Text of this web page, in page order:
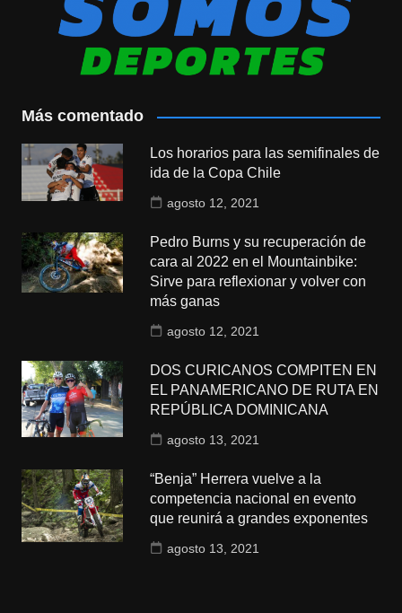
Más comentado
Los horarios para las semifinales de
ida de la Copa Chile
agosto 12, 2021
Pedro Burns y su recuperación de
cara al 2022 en el Mountainbike:
Sirve para reflexionar y volver con
más ganas
agosto 12, 2021
DOS CURICANOS COMPITEN EN
EL PANAMERICANO DE RUTA EN
REPÚBLICA DOMINICANA
agosto 13, 2021
“Benja” Herrera vuelve a la
competencia nacional en evento
que reunirá a grandes exponentes
agosto 13, 2021